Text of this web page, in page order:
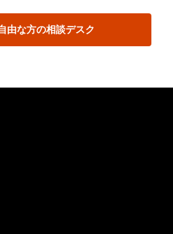
由な方の相談デスク